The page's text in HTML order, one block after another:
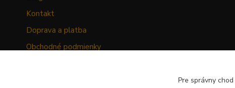
Kontakt
Doprava a platba
Obchodné podmienky
Pre správny